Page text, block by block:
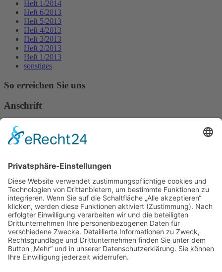
Heft 1/2014
Heft 6/2013
Heft 5/2013
Heft 4/2013
Heft 3/2013
Heft 2/2013
Heft 1/2013
sonstiges
So erreichen Sie uns
Anschrift
Verband Deutscher Tierheilpraktiker e.V.
Verbandsverwaltung
Am Rosenbraken 12
E-Mail
Diese E-Mail-Adresse ist vor Spambots geschützt! Zur Anzeige
muss JavaScript eingeschaltet sein!
Diese E-Mail-Adresse ist vor Spambots geschützt! Zur Anzeige
muss JavaScript eingeschaltet sein!
Telefon Service-Team
Tel: 0261-1349 5200